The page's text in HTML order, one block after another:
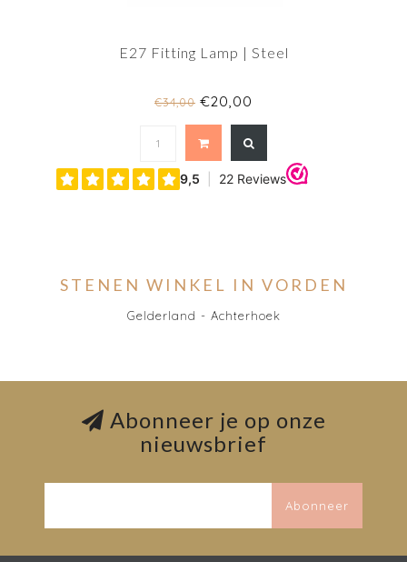
E27 Fitting Lamp | Steel
€34,00 €20,00
STENEN WINKEL IN VORDEN
Gelderland - Achterhoek
Abonneer je op onze
nieuwsbrief
Abonneer